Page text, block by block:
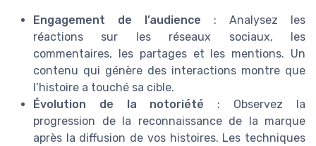
Engagement de l’audience : Analysez les
réactions sur les réseaux sociaux, les
commentaires, les partages et les mentions. Un
contenu qui génère des interactions montre que
l’histoire a touché sa cible.
Évolution de la notoriété : Observez la
progression de la reconnaissance de la marque
après la diffusion de vos histoires. Les techniques